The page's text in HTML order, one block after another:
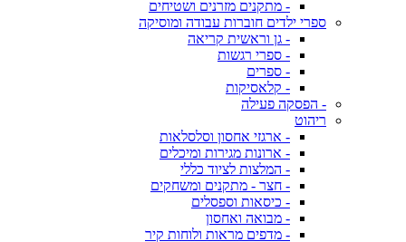
- מתקנים מזרנים ושטיחים
ספרי ילדים חוברות עבודה ומוסיקה
- גן וראשית קריאה
- ספרי רגשות
- ספרים
- קלאסיקות
- הפסקה פעילה
ריהוט
- ארגזי אחסון וסלסלאות
- ארונות מגירות ומיכלים
- המלצות לציוד כללי
- חצר - מתקנים ומשחקים
- כיסאות וספסלים
- מבואה ואחסון
- מדפים מראות ולוחות קיר